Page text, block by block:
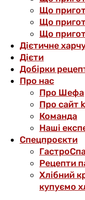
Що
Що
Що
Дієтичне
Дієти
Добірки
Про нас
Про Шефа
Про сайт
Команда
Наші
Спецпроєкти
Рецепти
Хлібний
купуємо